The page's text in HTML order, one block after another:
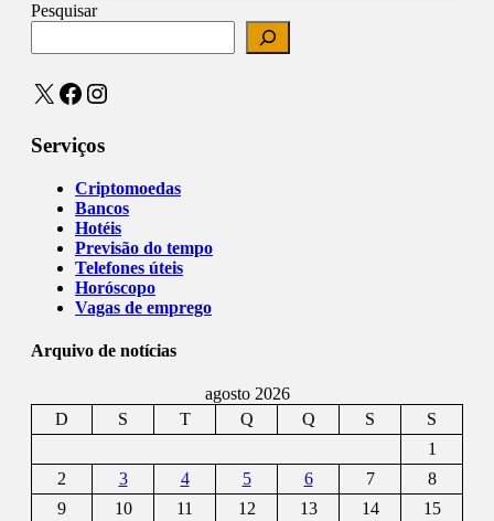
Pesquisar
X Facebook
Instagram
Serviços
Criptomoedas
Bancos
Hotéis
Previsão do tempo
Telefones úteis
Horóscopo
Vagas de emprego
Arquivo de notícias
agosto 2026
D
S T Q Q S
S
1
2
3 4 5 6 7
8
9
10 11 12 13 14
15